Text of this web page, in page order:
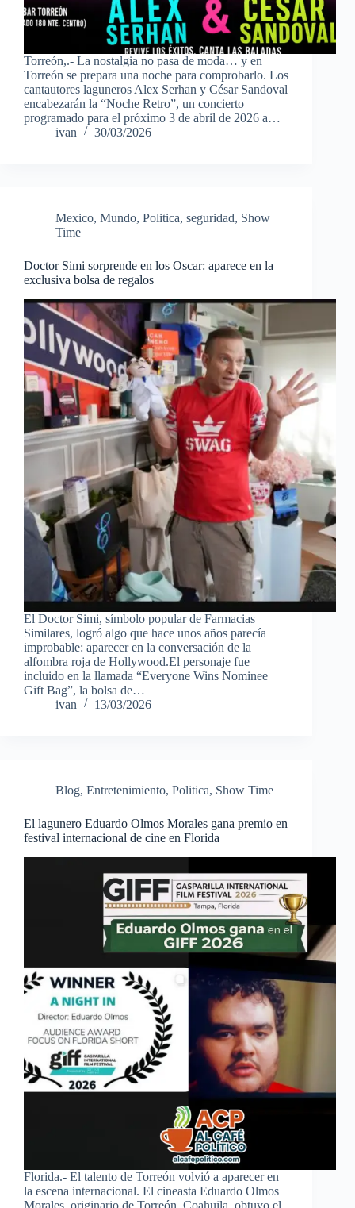
Torreón,.- La nostalgia no pasa de moda… y en
Torreón se prepara una noche para comprobarlo. Los
cantautores laguneros Alex Serhan y César Sandoval
encabezarán la “Noche Retro”, un concierto
programado para el próximo 3 de abril de 2026 a…
ivan
30/03/2026
Mexico, Mundo, Politica, seguridad, Show
Time
Doctor Simi sorprende en los Oscar: aparece en la
exclusiva bolsa de regalos
El Doctor Simi, símbolo popular de Farmacias
Similares, logró algo que hace unos años parecía
improbable: aparecer en la conversación de la
alfombra roja de Hollywood.El personaje fue
incluido en la llamada “Everyone Wins Nominee
Gift Bag”, la bolsa de…
ivan
13/03/2026
Blog, Entretenimiento, Politica, Show Time
El lagunero Eduardo Olmos Morales gana premio en
festival internacional de cine en Florida
Florida.- El talento de Torreón volvió a aparecer en
la escena internacional. El cineasta Eduardo Olmos
Morales, originario de Torreón, Coahuila, obtuvo el